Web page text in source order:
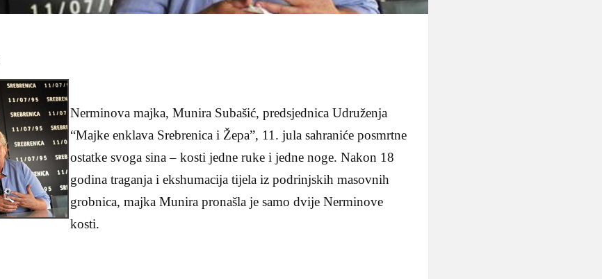
Nerminova majka, Munira Subašić, predsjednica Udruženja
“Majke enklava Srebrenica i Žepa”, 11. jula sahraniće posmrtne
ostatke svoga sina – kosti jedne ruke i jedne noge. Nakon 18
godina traganja i ekshumacija tijela iz podrinjskih masovnih
grobnica, majka Munira pronašla je samo dvije Nerminove
kosti.